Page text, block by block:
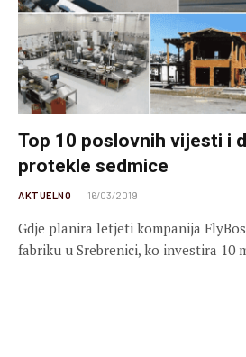
Top 10 poslovnih vijesti i
protekle sedmice
AKTUELNO 16/03/2019
Gdje planira letjeti kompanija
fabriku u Srebrenici, ko investira 10